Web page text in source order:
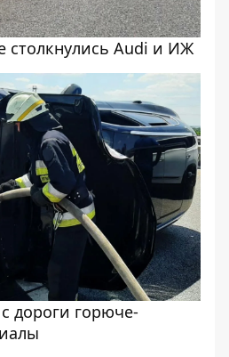
столкнулись Audi и ИЖ
дороги горюче-